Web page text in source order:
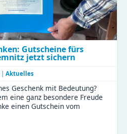
Gutscheine fürs
jetzt sichern
Aktuelles
Geschenk mit Bedeutung?
eine ganz besondere Freude
einen Gutschein vom